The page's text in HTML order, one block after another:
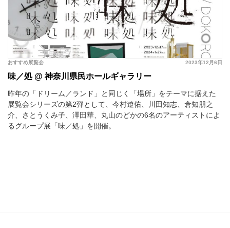
2023年12月6日
おすすめ展覧会
味／処 @ 神奈川県民ホールギャラリー
昨年の「ドリーム／ランド」と同じく「場所」をテーマに据えた
展覧会シリーズの第2弾として、今村遼佑、川田知志、倉知朋之
介、さとうくみ子、澤田華、丸山のどかの6名のアーティストによ
るグループ展「味／処」を開催。